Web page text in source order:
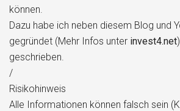
können.
Dazu habe ich neben diesem Blog und
gegründet (Mehr Infos unter invest4.net
geschrieben.
/
Risikohinweis
Alle Informationen können falsch sein